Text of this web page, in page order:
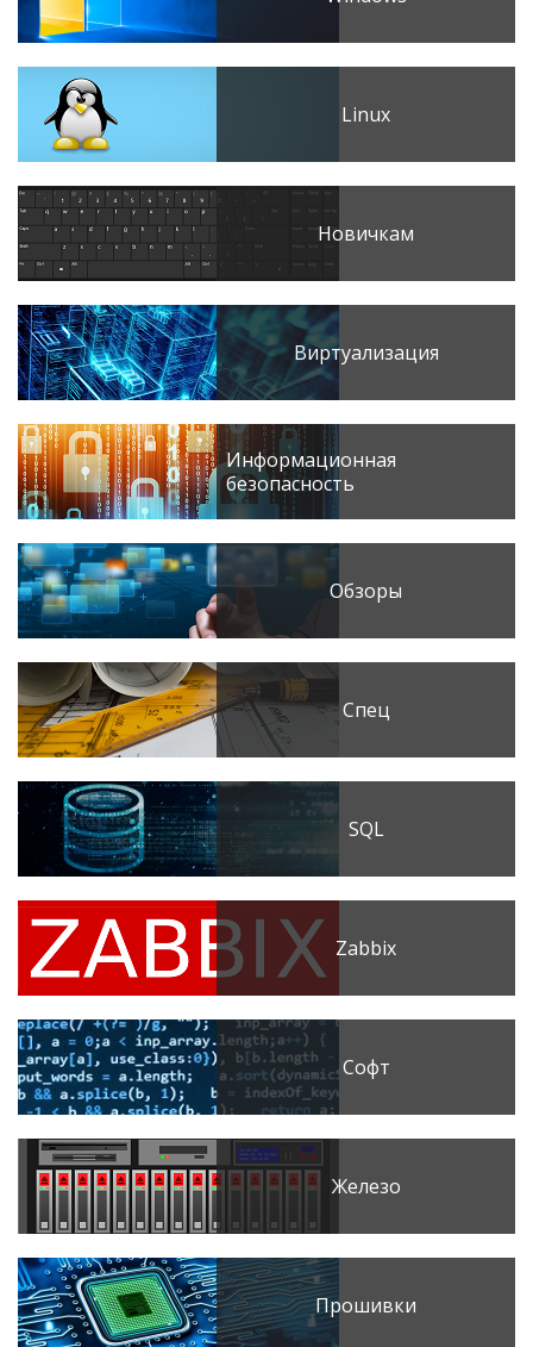
Linux
Новичкам
Виртуализация
Информационная
безопасность
Обзоры
Спец
SQL
Zabbix
Софт
Железо
Прошивки